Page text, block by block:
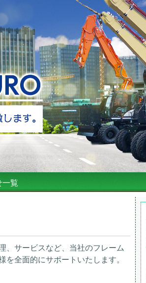
一覧
、サービスなど、当社のフレーム
全面的にサポートいたします。